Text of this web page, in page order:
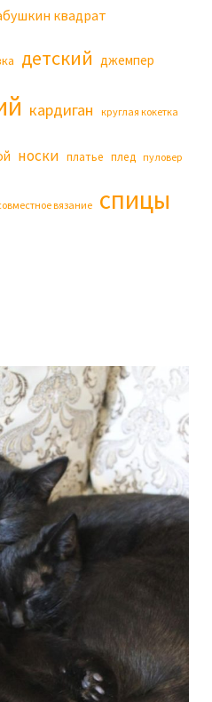
квадрат
детский джемпер
кардиган круглая кокетка
носки платье плед пуловер
вязание спицы